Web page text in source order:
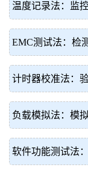
温度记录法：监
EMC测试法：检
计时器校准法：
负载模拟法：模
软件功能测试法